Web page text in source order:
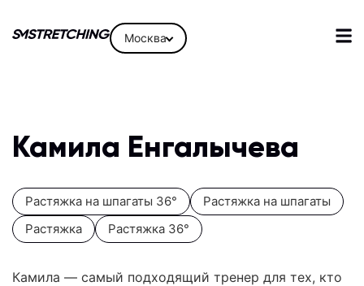
Москва
Камила Енгалычева
Растяжка на шпагаты 36°
Растяжка на шпагаты
Растяжка
Растяжка 36°
Камила — самый подходящий тренер для тех, кто